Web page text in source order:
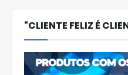
“CLIENTE FELIZ É